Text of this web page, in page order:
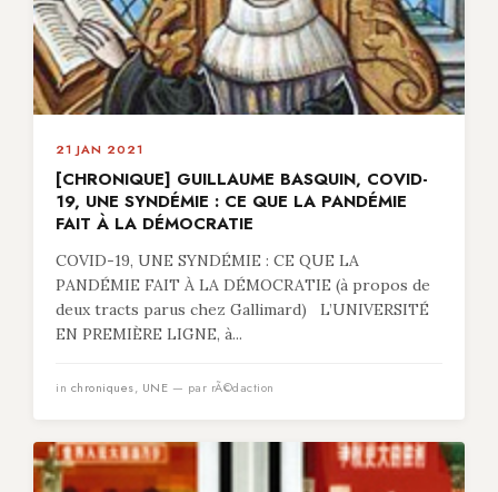
21 JAN 2021
[CHRONIQUE] GUILLAUME BASQUIN, COVID-
19, UNE SYNDÉMIE : CE QUE LA PANDÉMIE
FAIT À LA DÉMOCRATIE
COVID-19, UNE SYNDÉMIE : CE QUE LA
PANDÉMIE FAIT À LA DÉMOCRATIE (à propos de
deux tracts parus chez Gallimard) L’UNIVERSITÉ
EN PREMIÈRE LIGNE, à...
in chroniques, UNE — par rÃ©daction